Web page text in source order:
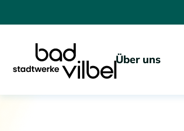
Über uns